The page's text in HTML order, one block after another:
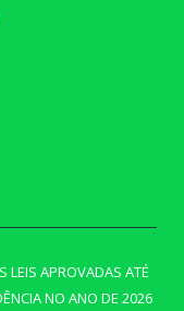
LEIS APROVADAS ATÉ
NO ANO DE 2026